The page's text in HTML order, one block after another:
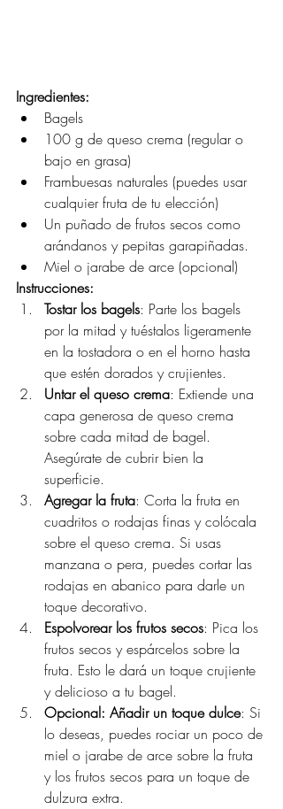
Ingredientes:
Bagels
100 g de queso crema (regular o
bajo en grasa)
Frambuesas naturales (puedes usar
cualquier fruta de tu elección)
Un puñado de frutos secos como
arándanos y pepitas garapiñadas.
Miel o jarabe de arce (opcional)
Instrucciones:
Tostar los bagels: Parte los bagels
por la mitad y tuéstalos ligeramente
en la tostadora o en el horno hasta
que estén dorados y crujientes.
Untar el queso crema: Extiende una
capa generosa de queso crema
sobre cada mitad de bagel.
Asegúrate de cubrir bien la
superficie.
Agregar la fruta: Corta la fruta en
cuadritos o rodajas finas y colócala
sobre el queso crema. Si usas
manzana o pera, puedes cortar las
rodajas en abanico para darle un
toque decorativo.
Espolvorear los frutos secos: Pica los
frutos secos y espárcelos sobre la
fruta. Esto le dará un toque crujiente
y delicioso a tu bagel.
Opcional: Añadir un toque dulce: Si
lo deseas, puedes rociar un poco de
miel o jarabe de arce sobre la fruta
y los frutos secos para un toque de
dulzura extra.